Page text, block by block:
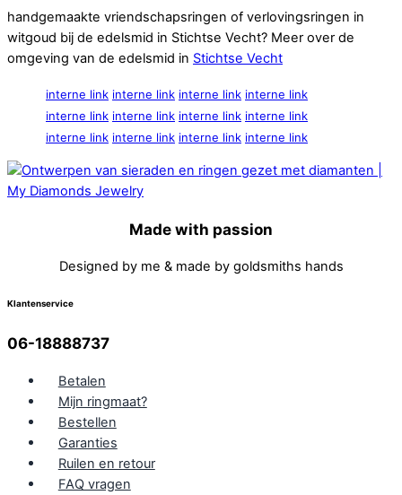
handgemaakte vriendschapsringen of verlovingsringen in
witgoud bij de edelsmid in Stichtse Vecht? Meer over de
omgeving van de edelsmid in Stichtse Vecht
interne link interne link interne link interne link
interne link interne link interne link interne link
interne link interne link interne link interne link
Made with passion
Designed by me & made by goldsmiths hands
Klantenservice
06-18888737
Betalen
Mijn ringmaat?
Bestellen
Garanties
Ruilen en retour
FAQ vragen